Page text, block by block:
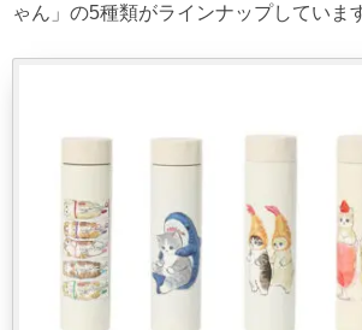
ゃん」の5種類がラインナップしていま